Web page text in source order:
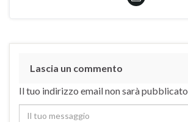
Lascia un commento
Il tuo indirizzo email non sarà pubblicato.